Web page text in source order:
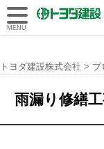
トヨダ建設
MENU
トヨダ建設株式会社 > ブ
雨漏り修繕